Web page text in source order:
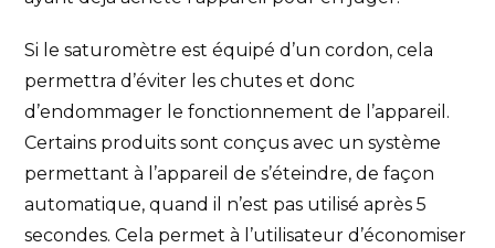
Si le saturomètre est équipé d’un cordon, cela
permettra d’éviter les chutes et donc
d’endommager le fonctionnement de l’appareil.
Certains produits sont conçus avec un système
permettant à l’appareil de s’éteindre, de façon
automatique, quand il n’est pas utilisé après 5
secondes. Cela permet à l’utilisateur d’économiser